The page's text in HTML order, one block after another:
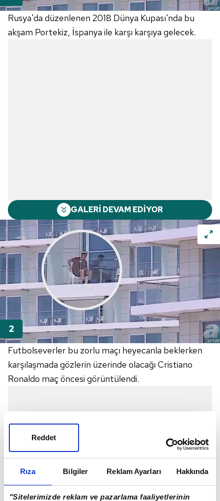
Rıza Bilgiler Reklam Ayarları Hakkında
"Sitelerimizde reklam ve pazarlama faaliyetlerinin
Reddet
Rusya'da düzenlenen 2018 Dünya Kupası'nda bu
akşam Portekiz, İspanya ile karşı karşıya gelecek.
GALERİ DEVAM EDİYOR
Futbolseverler bu zorlu maçı heyecanla beklerken
karşılaşmada gözlerin üzerinde olacağı Cristiano
Ronaldo maç öncesi görüntülendi.